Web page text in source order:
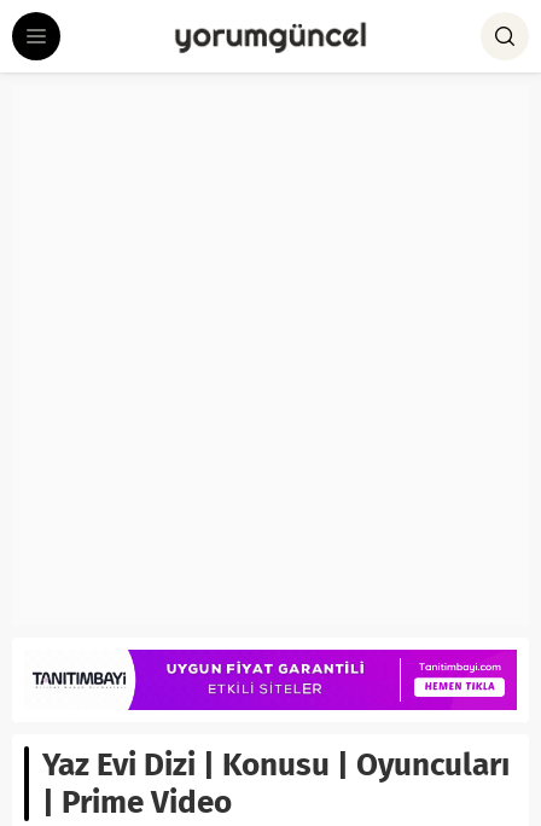
Yaz Evi Dizi | Konusu | Oyuncuları
| Prime Video